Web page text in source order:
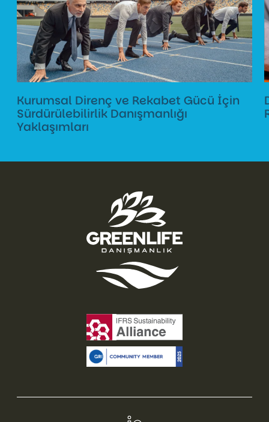
Kurumsal Direnç ve Rekabet Gücü İçin
Sürdürülebilirlik Danışmanlığı
Yaklaşımları